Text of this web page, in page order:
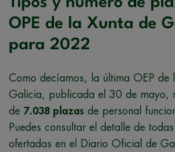
OPE de la Xunta de
para 2022
Como decíamos, la última OEP de
Galicia, publicada el 30 de mayo,
de 7.038 plazas de personal
Puedes consultar el detalle de
ofertadas en el Diario Oficial de